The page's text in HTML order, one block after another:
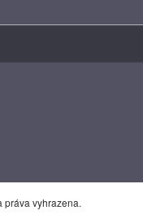
práva vyhrazena.